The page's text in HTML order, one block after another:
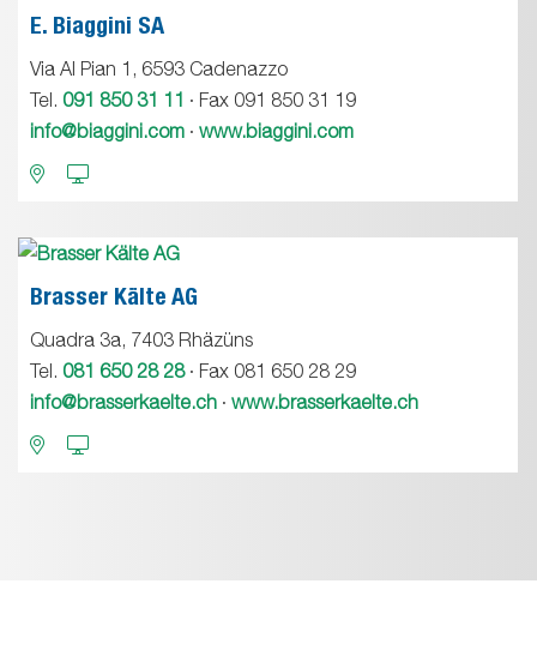
E. Biaggini SA
Via Al Pian 1, 6593 Cadenazzo
Tel. 091 850 31 11 · Fax 091 850 31 19
info@biaggini.com · www.biaggini.com
Brasser Kälte AG
Quadra 3a, 7403 Rhäzüns
Tel. 081 650 28 28· Fax 081 650 28 29
info@brasserkaelte.ch · www.brasserkaelte.ch